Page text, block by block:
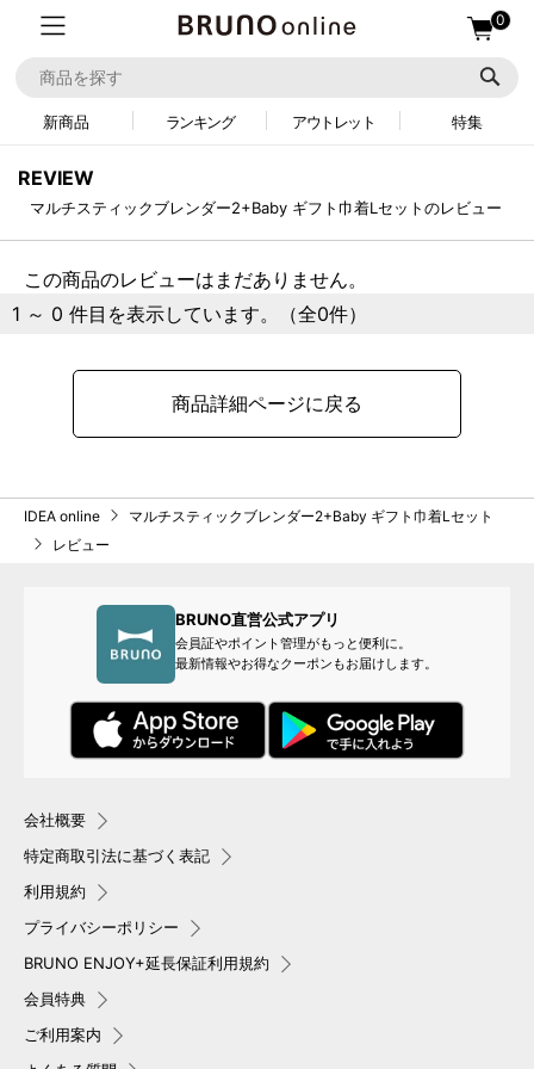
0
新商品 ランキング アウトレット 特集
REVIEW
マルチスティックブレンダー2+Baby ギフト巾着Lセットのレビュー
この商品のレビューはまだありません。
1 ～ 0 件目を表示しています。（全0件）
商品詳細ページに戻る
IDEA online
マルチスティックブレンダー2+Baby ギフト巾着Lセット
レビュー
BRUNO直営公式アプリ
会員証やポイント管理がもっと便利に。
最新情報やお得なクーポンもお届けします。
会社概要
特定商取引法に基づく表記
利用規約
プライバシーポリシー
BRUNO ENJOY+延長保証利用規約
会員特典
ご利用案内